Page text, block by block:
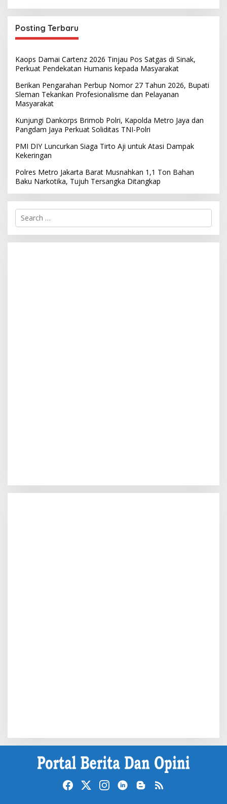
Posting Terbaru
Kaops Damai Cartenz 2026 Tinjau Pos Satgas di Sinak,
Perkuat Pendekatan Humanis kepada Masyarakat
Berikan Pengarahan Perbup Nomor 27 Tahun 2026, Bupati
Sleman Tekankan Profesionalisme dan Pelayanan
Masyarakat
Kunjungi Dankorps Brimob Polri, Kapolda Metro Jaya dan
Pangdam Jaya Perkuat Soliditas TNI-Polri
PMI DIY Luncurkan Siaga Tirto Aji untuk Atasi Dampak
Kekeringan
Polres Metro Jakarta Barat Musnahkan 1,1 Ton Bahan
Baku Narkotika, Tujuh Tersangka Ditangkap
S
r